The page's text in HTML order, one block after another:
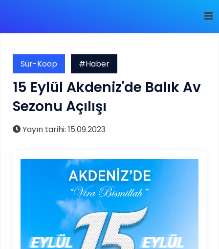
Sür-Koop #Haber
15 Eylül Akdeniz'de Balık Av
Sezonu Açılışı
Yayın tarihi: 15.09.2023